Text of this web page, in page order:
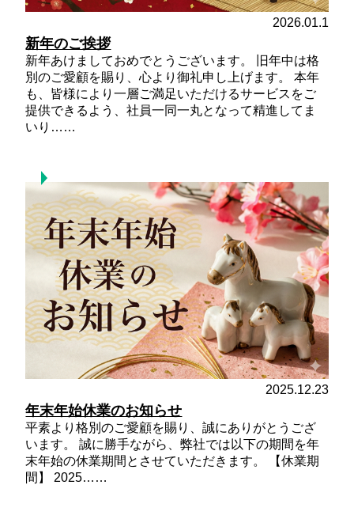
2026.01.1
新年のご挨拶
新年あけましておめでとうございます。 旧年中は格
別のご愛顧を賜り、心より御礼申し上げます。 本年
も、皆様により一層ご満足いただけるサービスをご
提供できるよう、社員一同一丸となって精進してま
いり……
2025.12.23
年末年始休業のお知らせ
平素より格別のご愛顧を賜り、誠にありがとうござ
います。 誠に勝手ながら、弊社では以下の期間を年
末年始の休業期間とさせていただきます。
【休業期
間】
2025……